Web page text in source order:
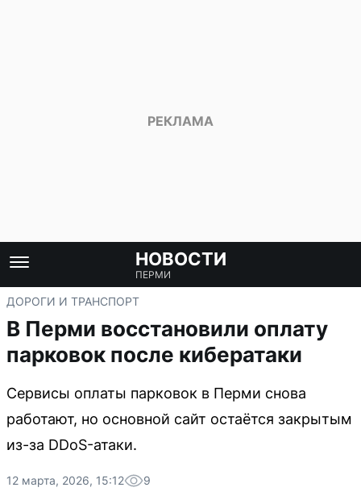
НОВОСТИ
ПЕРМИ
ДОРОГИ И ТРАНСПОРТ
В Перми восстановили оплату
парковок после кибератаки
Сервисы оплаты парковок в Перми снова
работают, но основной сайт остаётся закрытым
из-за DDoS-атаки.
12 марта, 2026, 15:12 9